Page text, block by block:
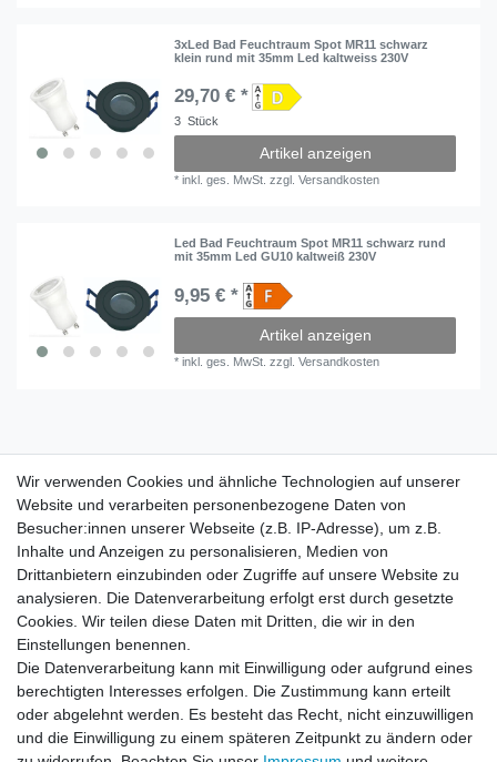
3xLed Bad Feuchtraum Spot MR11 schwarz
klein rund mit 35mm Led kaltweiss 230V
29,70 € *
3 Stück
Artikel anzeigen
*inkl. ges. MwSt. zzgl.Versandkosten
Led Bad Feuchtraum Spot MR11 schwarz rund
mit 35mm Led GU10 kaltweiß 230V
9,95 € *
Artikel anzeigen
*inkl. ges. MwSt. zzgl.Versandkosten
Wir verwenden Cookies und ähnliche Technologien auf unserer
Website und verarbeiten personenbezogene Daten von
Besucher:innen unserer Webseite (z.B. IP-Adresse), um z.B.
Inhalte und Anzeigen zu personalisieren, Medien von
Drittanbietern einzubinden oder Zugriffe auf unsere Website zu
analysieren. Die Datenverarbeitung erfolgt erst durch gesetzte
Cookies. Wir teilen diese Daten mit Dritten, die wir in den
Einstellungen benennen.
Die Datenverarbeitung kann mit Einwilligung oder aufgrund eines
berechtigten Interesses erfolgen. Die Zustimmung kann erteilt
oder abgelehnt werden. Es besteht das Recht, nicht einzuwilligen
und die Einwilligung zu einem späteren Zeitpunkt zu ändern oder
Impressum Daten­schutz­erklärung AGB
Barrierefreiheitserklärung
Vertrag widerrufen Kontakt
Wir verwenden Cookies und ähnliche Technologien auf unserer
Website und verarbeiten personenbezogene Daten von
Besucher:innen unserer Webseite (z.B. IP-Adresse), um z.B.
Inhalte und Anzeigen zu personalisieren, Medien von
Drittanbietern einzubinden oder Zugriffe auf unsere Website zu
analysieren. Die Datenverarbeitung erfolgt erst durch gesetzte
Cookies. Wir teilen diese Daten mit Dritten, die wir in den
Einstellungen benennen.
Die Datenverarbeitung kann mit Einwilligung oder aufgrund eines
berechtigten Interesses erfolgen. Die Zustimmung kann erteilt
oder abgelehnt werden. Es besteht das Recht, nicht einzuwilligen
und die Einwilligung zu einem späteren Zeitpunkt zu ändern oder